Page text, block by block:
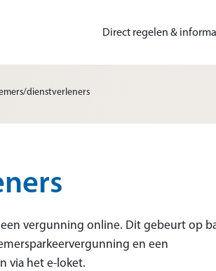
Direct regelen &
dienstverleners
vergunning online. Dit gebeurt op
en een
via het e-loket.